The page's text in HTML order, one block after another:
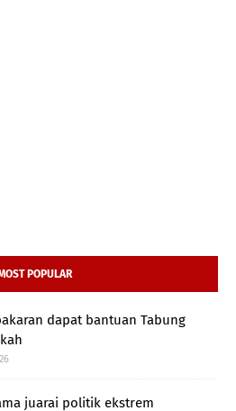
POPULAR
dapat bantuan Tabung
juarai politik ekstrem